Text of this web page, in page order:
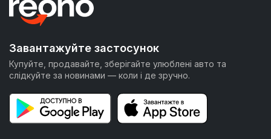
Завантажуйте застосунок
Купуйте, продавайте, зберігайте улюблені авто та
слідкуйте за новинами — коли і де зручно.